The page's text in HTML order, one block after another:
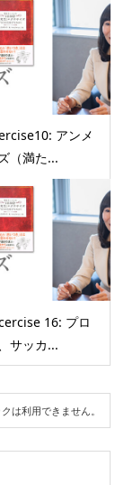
アンメ
（満た...
16: プロ
サッカ...
は利用できません。